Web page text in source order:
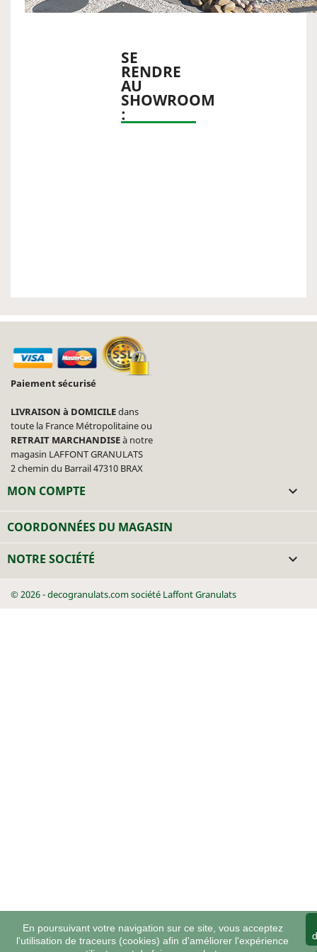
SE
RENDRE
AU
SHOWROOM
:
Paiement sécurisé
LIVRAISON à DOMICILEdans
toute la France Métropolitaine ou
RETRAIT MARCHANDISEà notre
magasin LAFFONT GRANULATS
2 chemin du Barrail 47310 BRAX
MON COMPTE 
COORDONNÉES DU MAGASIN
NOTRE SOCIÉTÉ 
En poursuivant votre navigation sur ce site, vous acceptez
l'utilisation de traceurs (cookies) afin d'améliorer l'expérience
© 2026 - decogranulats.com société Laffont Granulats